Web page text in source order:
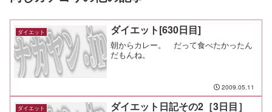
ダイエット ダイエット[630日目]
朝からカレー。 だって食べたかったん
だもんね。
2009.05.11
ダイエット ダイエット日記その2［3日目］